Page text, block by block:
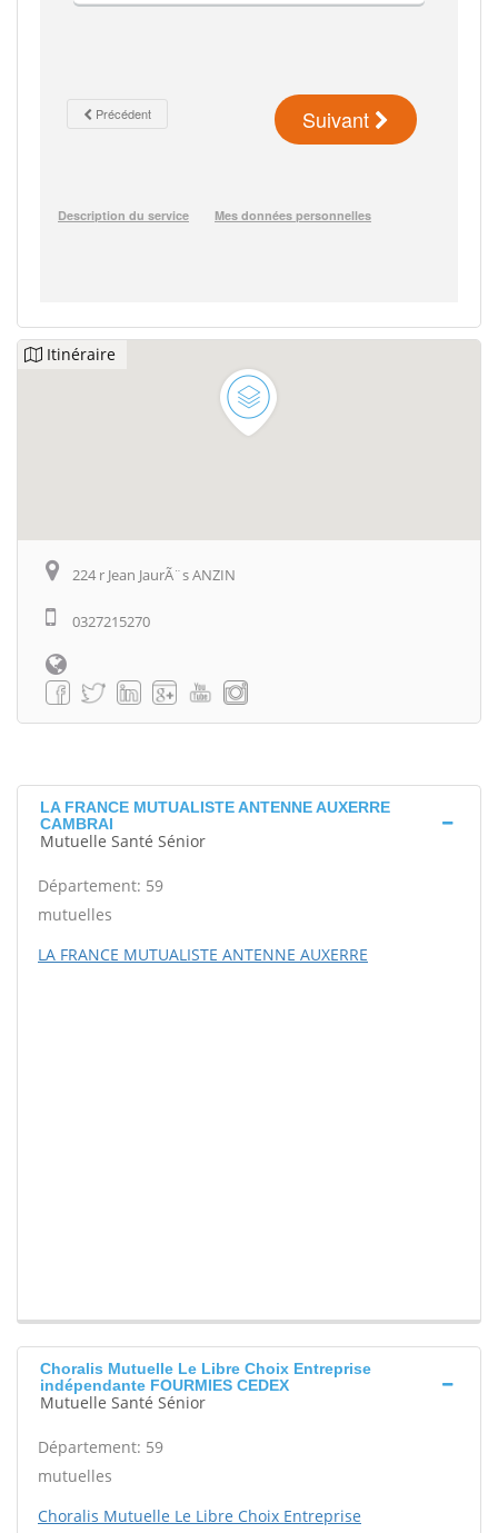
Itinéraire
224 r Jean JaurÃ¨s ANZIN
0327215270
LA FRANCE MUTUALISTE ANTENNE AUXERRE
CAMBRAI
Mutuelle Santé Sénior
Département: 59
mutuelles
LA FRANCE MUTUALISTE ANTENNE AUXERRE
Choralis Mutuelle Le Libre Choix Entreprise
indépendante FOURMIES CEDEX
Mutuelle Santé Sénior
Département: 59
mutuelles
Choralis Mutuelle Le Libre Choix Entreprise